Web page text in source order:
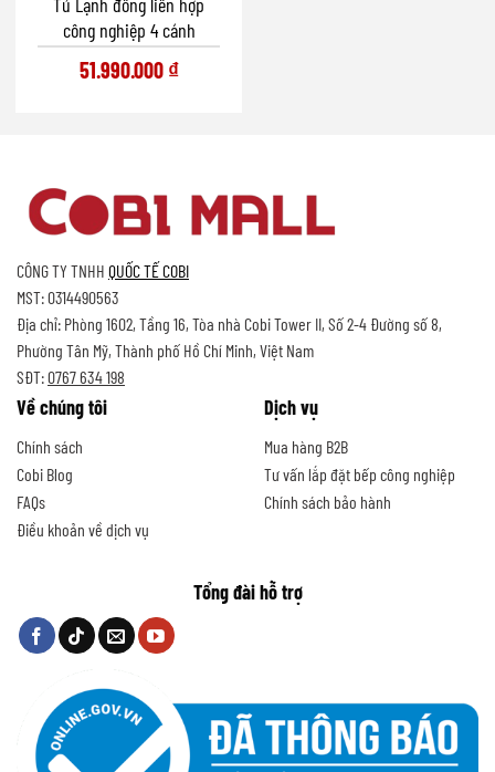
công nghiệp 4 cánh
51.990.000 ₫
CÔNG TY TNHH QUỐC TẾ COBI
MST: 0314490563
Địa chỉ: Phòng 1602, Tầng 16, Tòa nhà Cobi Tower II, Số 2-4 Đường số 8,
Phường Tân Mỹ, Thành phố Hồ Chí Minh, Việt Nam
SĐT:0767 634 198
Về chúng tôi
Chính sách
Cobi Blog
FAQs
Điều khoản về dịch vụ
Dịch vụ
Mua hàng B2B
Tư vấn lắp đặt bếp công nghiệp
Chính sách bảo hành
Tổng đài hỗ trợ